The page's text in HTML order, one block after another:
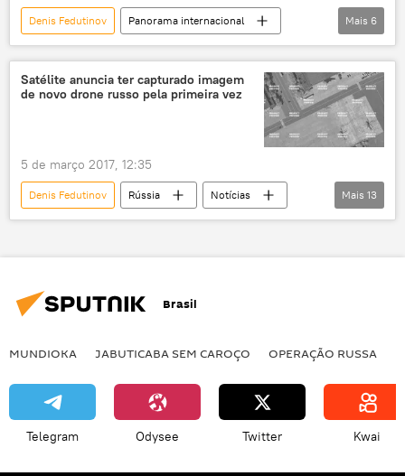
Denis Fedutinov
Panorama internacional
Defesa
Rússia
Coreia do Norte
Estados Unidos
Sputnik
Mais 6
Satélite anuncia ter capturado imagem
de novo drone russo pela primeira vez
5 de março 2017, 12:35
Denis Fedutinov Rússia
Notícias
Zhukovsky
Gromov
Moscou
Marinha da Rússia
RIA Novosti
Kronshtadt
MAKS 2015
Orion
Mais 13
Brasil
MUNDIOKA JABUTICABA SEM CAROÇO OPERAÇÃO RUSSA
Telegram Odysee Twitter Kwai